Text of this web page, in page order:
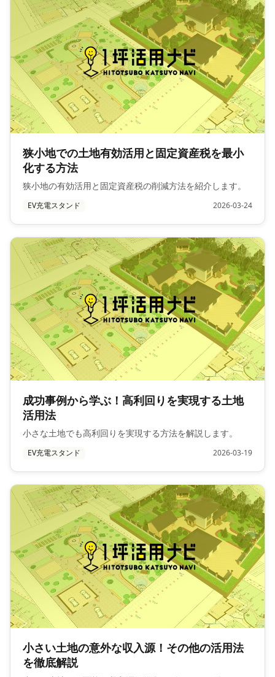
狭小地での土地有効活用と固定資産税を最小
化する方法
狭小地の有効活用と固定資産税の削減方法を紹介します。
EV充電スタンド 2026-03-24
成功事例から学ぶ！高利回りを実現する土地
活用法
小さな土地でも高利回りを実現する方法を解説します。
EV充電スタンド 2026-03-19
小さい土地の意外な収入源！その他の活用法
を徹底解説